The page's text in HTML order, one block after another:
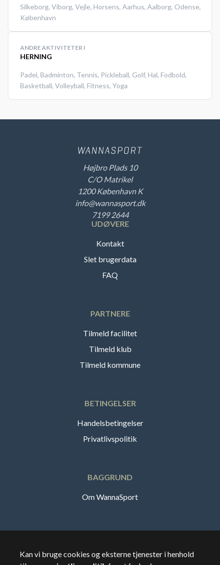
Silkeborg, Viborg, Vejle, Horsens, Aarhus, Aalborg, Odense,
København
ANDRE AKTIVITETER I
HERNING
Padel, Badminton, Tennis, Pickleball, Golf, Hal, Fodbold,
Basketball, Volleyball, Fitness, Yoga
Højbro Plads 10
C/O Matrikel
1200 København K
info@wannasport.dk
7199 2644
UDØVERE
Kontakt
Slet brugerdata
FAQ
PARTNERE
Tilmeld facilitet
Tilmeld klub
Tilmeld kommune
BETINGELSER
Handelsbetingelser
Privatlivspolitik
BAGGRUND
Om WannaSport
Kan vi bruge cookies og eksterne tjenester i henhold